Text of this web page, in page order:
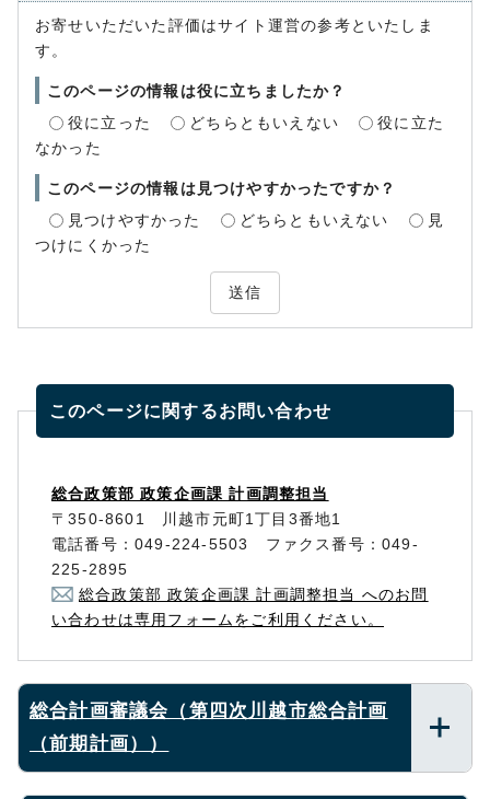
お寄せいただいた評価はサイト運営の参考といたしま
す。
このページの情報は役に立ちましたか？
役に立った
どちらともいえない
役に立た
なかった
このページの情報は見つけやすかったですか？
見つけやすかった
どちらともいえない
見
つけにくかった
送信
このページに関するお問い合わせ
総合政策部 政策企画課 計画調整担当
〒350-8601 川越市元町1丁目3番地1
電話番号：049-224-5503 ファクス番号：049-
225-2895
総合政策部 政策企画課 計画調整担当 へのお問
い合わせは専用フォームをご利用ください。
総合計画審議会（第四次川越市総合計画
（前期計画））